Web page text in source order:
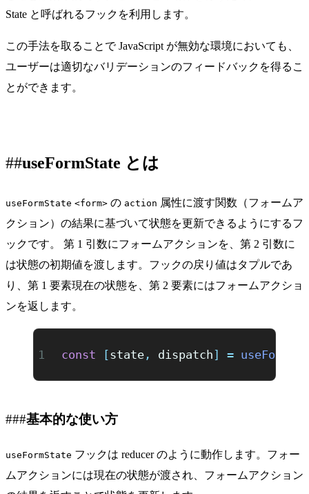
State と呼ばれるフックを利用します。
この手法を取ることで JavaScript が無効な環境においても、
ユーザーは適切なバリデーションのフィードバックを得るこ
とができます。
useFormState とは
useFormState <form> の action 属性に渡す関数（フォームア
クション）の結果に基づいて状態を更新できるようにするフ
ックです。 第 1 引数にフォームアクションを、第 2 引数に
は状態の初期値を渡します。フックの戻り値はタプルであ
り、第 1 要素現在の状態を、第 2 要素にはフォームアクショ
ンを返します。
const [state , dispatch] =
基本的な使い方
useFormState フックは reducerのように動作します。フォー
ムアクションには現在の状態が渡され、フォームアクション